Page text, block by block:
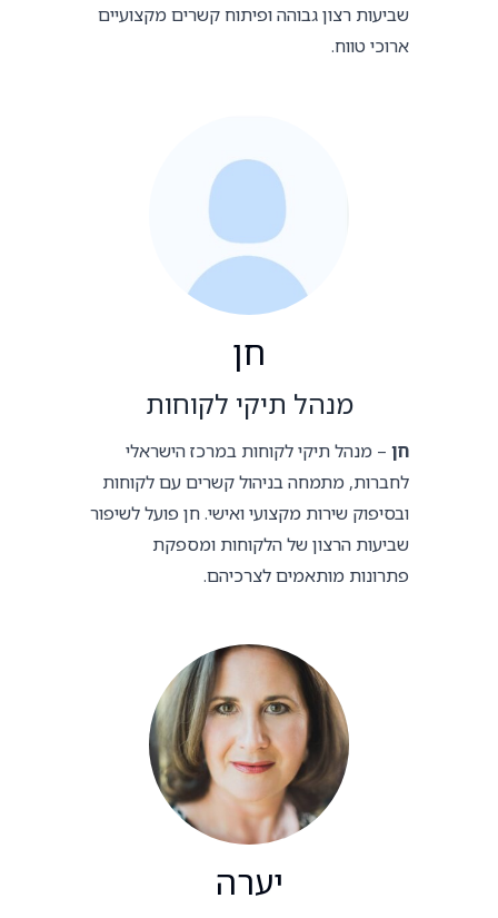
שביעות רצון גבוהה ופיתוח קשרים מקצועיים
ארוכי טווח.
חן
מנהל תיקי לקוחות
חן – מנהל תיקי לקוחות במרכז הישראלי
לחברות, מתמחה בניהול קשרים עם לקוחות
ובסיפוק שירות מקצועי ואישי. חן פועל לשיפור
שביעות הרצון של הלקוחות ומספקת
פתרונות מותאמים לצרכיהם.
יערה